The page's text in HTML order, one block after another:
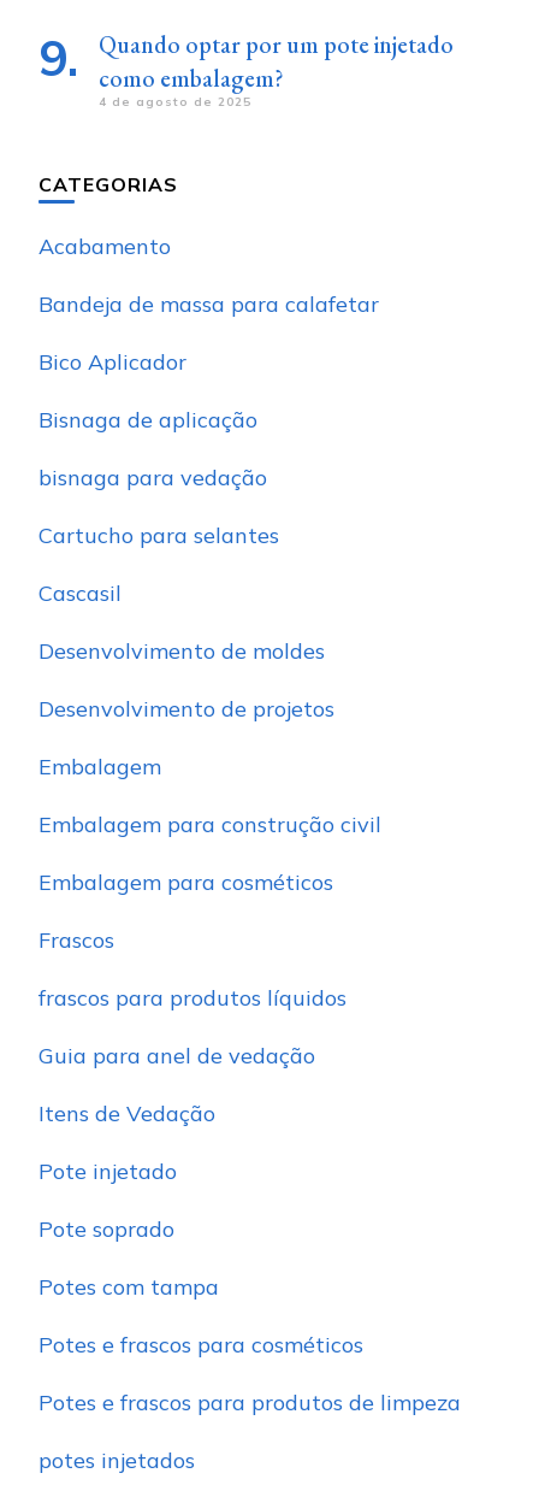
Quando optar por um pote injetado
como embalagem?
4 de agosto de 2025
CATEGORIAS
Acabamento
Bandeja de massa para calafetar
Bico Aplicador
Bisnaga de aplicação
bisnaga para vedação
Cartucho para selantes
Cascasil
Desenvolvimento de moldes
Desenvolvimento de projetos
Embalagem
Embalagem para construção civil
Embalagem para cosméticos
Frascos
frascos para produtos líquidos
Guia para anel de vedação
Itens de Vedação
Pote injetado
Pote soprado
Potes com tampa
Potes e frascos para cosméticos
Potes e frascos para produtos de limpeza
potes injetados